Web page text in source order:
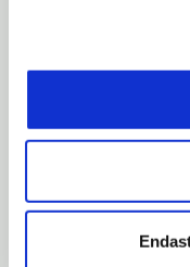
År 2016 kom
att alla
för att heltid
områden som